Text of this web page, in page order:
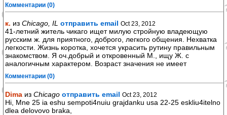
Комментарии (0)
к. из Chicago, IL отправить email Oct 23, 2012
41-летний житель чикаго ищет милую стройную владеющую
русским ж. для приятного, доброго, легкого общения. Нехватка
легкости. Жизнь коротка, хочется украсить рутину правильным
знакомством. Я оч.добрый и откровенный М., ищу Ж. с
аналогичным характером. Возраст значения не имеет
Комментарии (0)
Dima из Chicago отправить email Oct 23, 2012
Hi, Mne 25 ia eshu sempoti4nuiu grajdanku usa 22-25 eskliu4itelno
dlea delovovo braka,